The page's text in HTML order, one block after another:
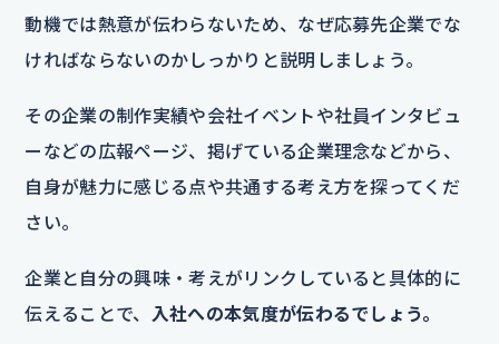
動機では熱意が伝わらないため、なぜ応募先企業でな
ければならないのかしっかりと説明しましょう。
その企業の制作実績や会社イベントや社員インタビュ
ーなどの広報ページ、掲げている企業理念などから、
自身が魅力に感じる点や共通する考え方を探ってくだ
さい。
企業と自分の興味・考えがリンクしていると具体的に
伝えることで、
入社への本気度が伝わるでしょう。